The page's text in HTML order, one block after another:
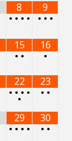
8
• • • •
9
• • •
15
• •
16
•
22
• • • •
•
23
• •
29
• • • •
30
• •